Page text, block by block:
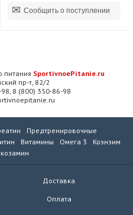
Сообщить о поступлении
питания SportivnoePitanie.ru
пр-т, 82/2
8 (800) 350-86-98
Предтренировочные
Витамины Омега 3
Коэнзим
Доставка
Оплата